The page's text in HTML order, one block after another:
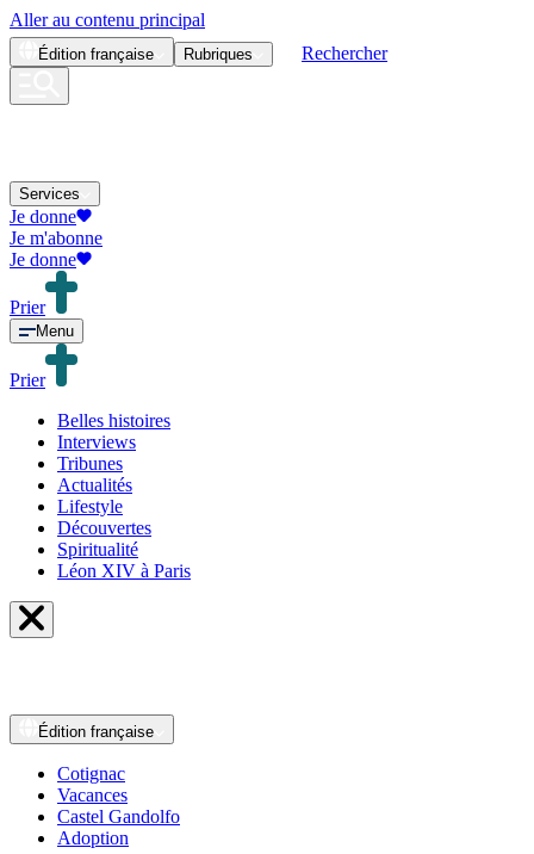
Aller au contenu principal
Édition française Rubriques Rechercher
Services
Je donne
Je m'abonne
Je donne
Prier
Menu
Prier
Belles histoires
Interviews
Tribunes
Actualités
Lifestyle
Découvertes
Spiritualité
Léon XIV à Paris
Édition française
Cotignac
Vacances
Castel Gandolfo
Adoption